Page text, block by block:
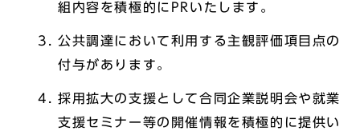
組内容を積極的にPRいたします。
公共調達において利用する主観評価項目点の
付与があります。
採用拡大の支援として合同企業説明会や就業
支援セミナー等の開催情報を積極的に提供い